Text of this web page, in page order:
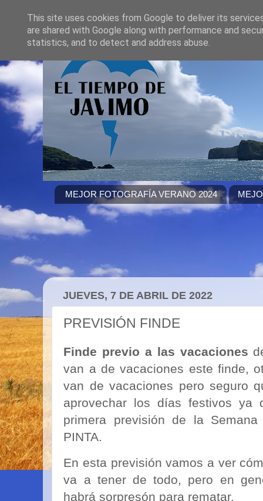
MEJOR FOTOGRAFÍA VERANO 2024
JUEVES, 7 DE ABRIL DE 2022
PREVISIÓN FINDE
Finde previo a las vacaciones
van a de vacaciones este finde,
van de vacaciones pero seguro
aprovechar los días festivos
primera previsión de la
PINTA.
En esta previsión vamos a ver
va a tener de todo, pero en
habrá sorpresón para rematar.
This site uses cookies from Google to deliver its
are shared with Google along with performance and
statistics, and to detect and address abuse.